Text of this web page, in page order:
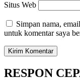
Situs Web
Simpan nama,
untuk komentar saya
RESPON